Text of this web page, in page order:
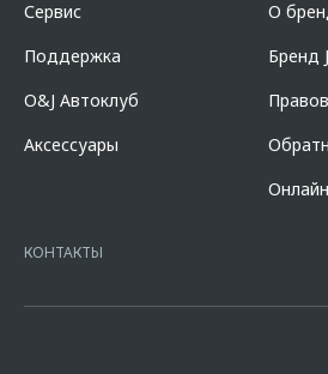
индивидуально. Указанное предложение
оформления полиса КАСКО. При отказе от
пролонгации процентная ставка
финансовые возможности и риски.
официальных дилерских центрах «Omoda».
кредита в разделе «Кредит на покупку
сайте банкаhttps://alfabank.ru/get-money/
7728168971 ОГРН 1027700067328 место
офертой.
Сервис
Поддержка
O&J Автоклуб
Аксессуары
О
Бренд
КОНТАКТЫ